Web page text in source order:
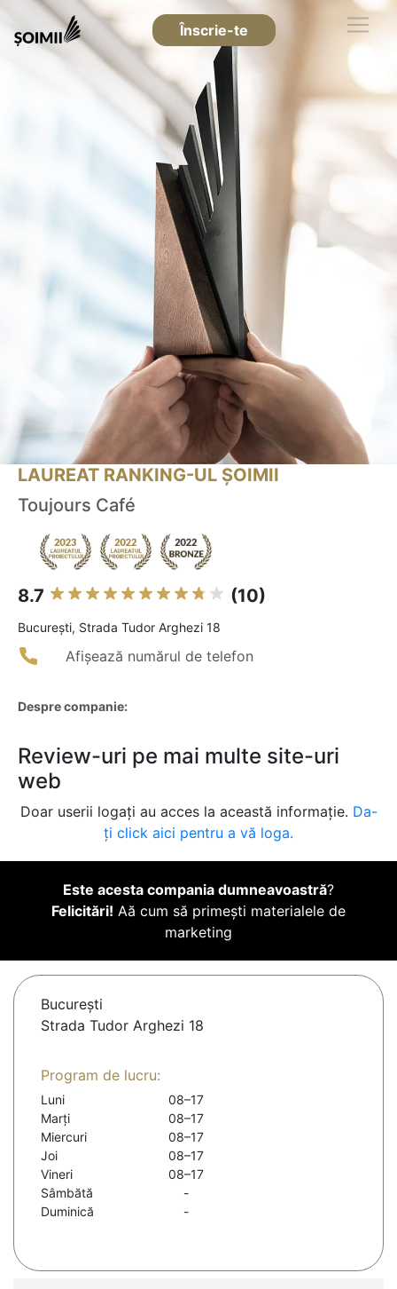
Înscrie-te
LAUREAT RANKING-UL ȘOIMII
Toujours Café
8.7 (10)
Bucureşti, Strada Tudor Arghezi 18
Afișează numărul de telefon
Despre companie:
Review-uri pe mai multe site-uri
web
Doar userii logați au acces la această informație. Da-
ți click aici pentru a vă loga.
Este acesta compania dumneavoastră?
Felicitări! Aă cum să primești materialele de
marketing
Bucureşti
Strada Tudor Arghezi 18
Program de lucru:
Luni
08–17
Marți
08–17
Miercuri
08–17
Joi
08–17
Vineri
08–17
Sâmbătă
-
Duminică
-